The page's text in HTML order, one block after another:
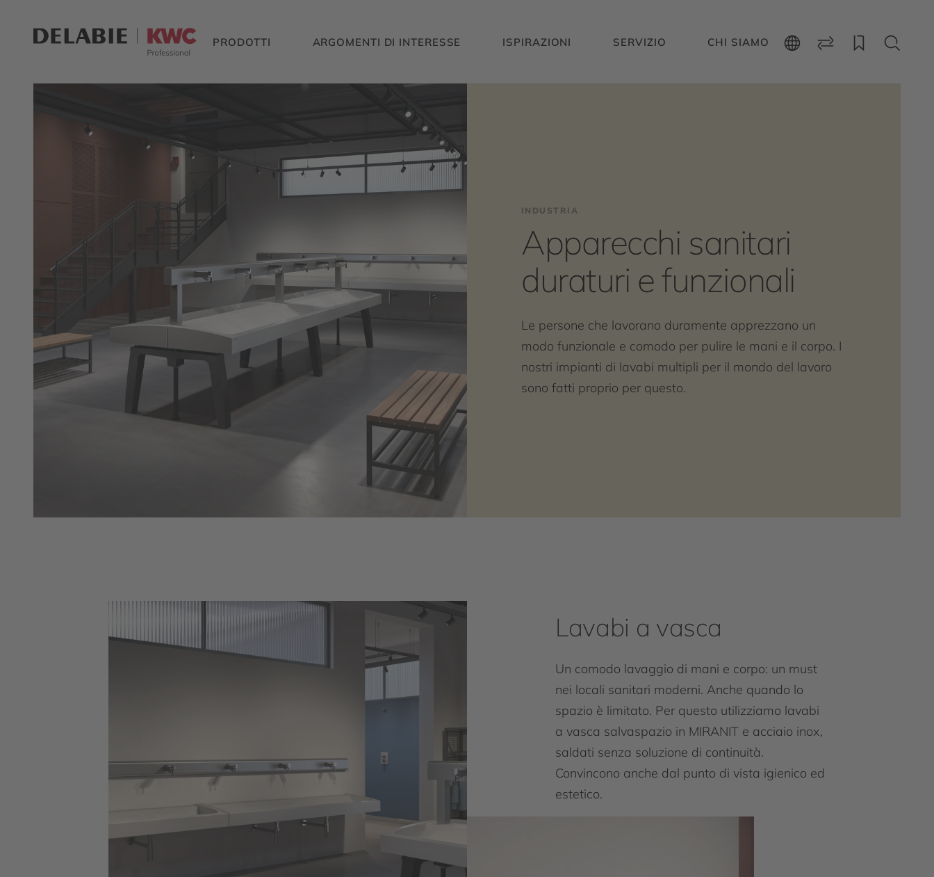
PRODOTTI ARGOMENTI DI INTERESSE ISPIRAZIONI SERVIZIO CHI SIAMO
INDUSTRIA
Apparecchi sanitari
duraturi e funzionali
Le persone che lavorano duramente apprezzano un
modo funzionale e comodo per pulire le mani e il corpo. I
nostri impianti di lavabi multipli per il mondo del lavoro
sono fatti proprio per questo.
Lavabi a vasca
Un comodo lavaggio di mani e corpo: un must
nei locali sanitari moderni. Anche quando lo
spazio è limitato. Per questo utilizziamo lavabi
a vasca salvaspazio in MIRANIT e acciaio inox,
saldati senza soluzione di continuità.
Convincono anche dal punto di vista igienico ed
estetico.